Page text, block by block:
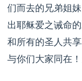
们而去的兄弟姐
出耶稣爱之诫命
和所有的圣人共
与你们大家同在！